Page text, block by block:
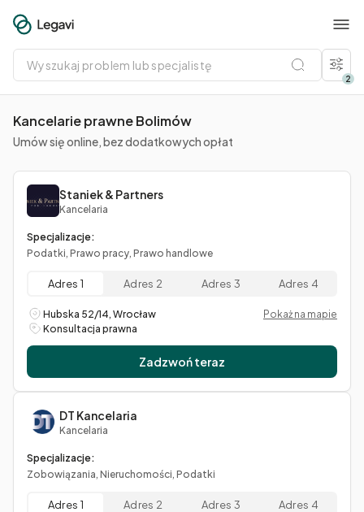
Wyszukaj
problem
lub
specjalistę
2
Kancelarie prawne Bolimów
Umów się online, bez dodatkowych opłat
Staniek & Partners
Kancelaria
Specjalizacje:
Podatki, Prawo pracy, Prawo handlowe
Adres 1 Adres 2 Adres 3 Adres 4
Hubska 52/14, Wrocław
Pokaż na mapie
Konsultacja prawna
Zadzwoń teraz
DT Kancelaria
Kancelaria
Specjalizacje:
Zobowiązania, Nieruchomości, Podatki
Adres 1 Adres 2 Adres 3 Adres 4